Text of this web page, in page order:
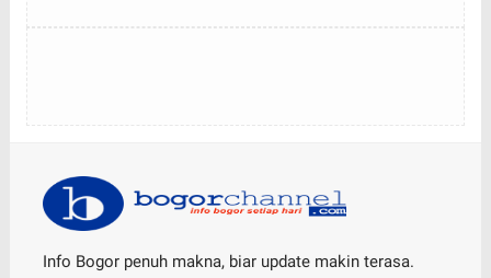
Info Bogor penuh makna, biar update makin terasa.